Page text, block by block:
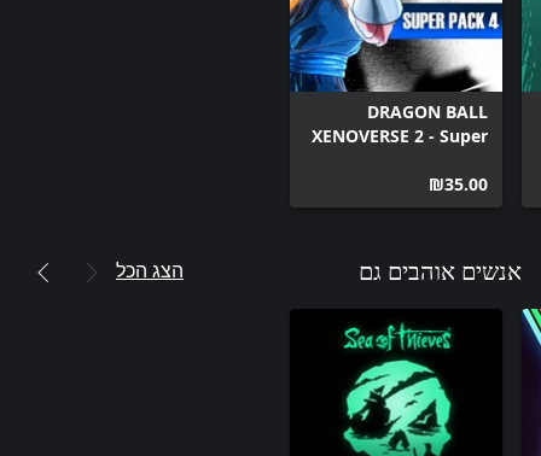
DRAGON BALL
XENOVERSE 2 - Super
‪₪‎35.00‬
אנשים אוהבים גם הצג הכל